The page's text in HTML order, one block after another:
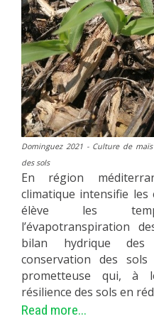
Dominguez 2021 - Culture de
des sols
En région
climatique intensifie les
élève les
l’évapotranspiration
bilan hydrique des
conservation des
prometteuse qui, à
résilience des sols en
Read more...